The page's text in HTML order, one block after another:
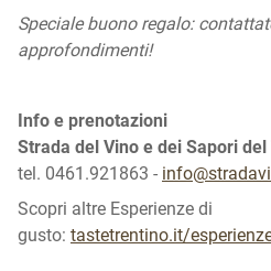
Speciale buono regalo:
approfondimenti!
Info e prenotazioni
Strada del Vino e dei Sapori
tel. 0461.921863 -
Scopri altre Esperienze di
gusto: tastetrentino.it/